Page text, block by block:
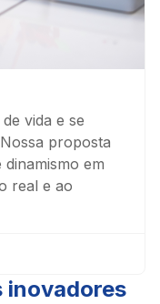
vida e se
proposta
em
real e ao
inovadores